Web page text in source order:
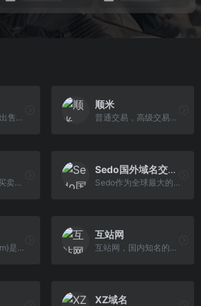
域名交易 - 域名出售购买 - 域名买卖就来
顺米
普通交易，高级交易，跨境交易域名，交易手续费,交易安全
使用DAN.COM买卖域名。发掘数以百万计的可供出售域名。DAN.COM护您交易安全。
Sedo国外域名交易平台
Sedo作为全球最大的域名交易平台，在这里您总是可以找到最理想的域名，或者通过停放域名赚取额外的停放收入！
玉米网(yumi.com)是全球领先的域名专业服务平台,致力于为用户提供域名拍卖,域名预订,域名商城,一口价域名联盟,担保交易,域名资讯,域名管理,域名停放等域名增值服 务！
互站网
互站网，国内知名的站长交易服务中心；网站交易、源码交易、域名交易、链接交易、广告买卖、建站美工任务；安全快捷的站长交易、出售、求购、交流分享平台。
XZ域名